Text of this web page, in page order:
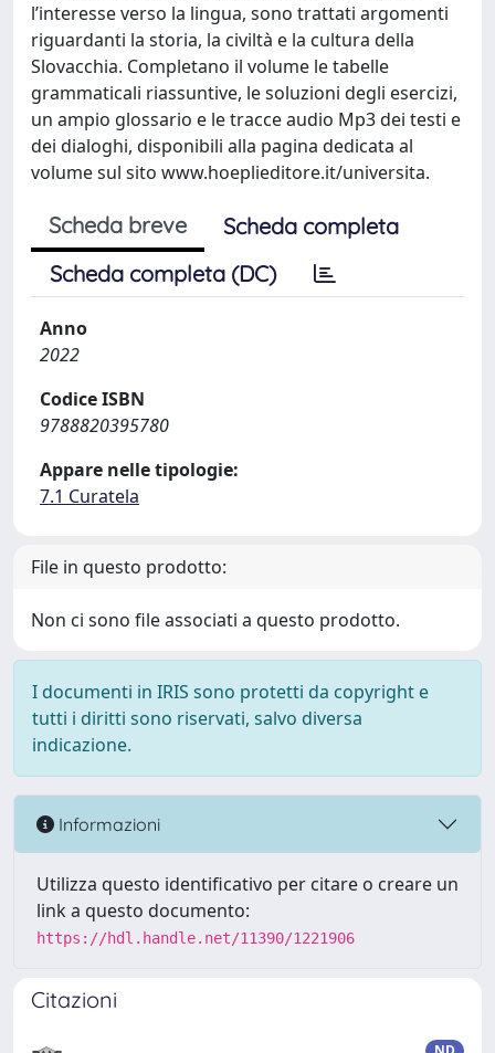
l’interesse verso la lingua, sono trattati argomenti
riguardanti la storia, la civiltà e la cultura della
Slovacchia. Completano il volume le tabelle
grammaticali riassuntive, le soluzioni degli esercizi,
un ampio glossario e le tracce audio Mp3 dei testi e
dei dialoghi, disponibili alla pagina dedicata al
volume sul sito www.hoeplieditore.it/universita.
Scheda breve
Scheda completa
Scheda completa (DC)
Anno
2022
Codice ISBN
9788820395780
Appare nelle tipologie:
7.1 Curatela
File in questo prodotto:
Non ci sono file associati a questo prodotto.
I documenti in IRIS sono protetti da copyright e
tutti i diritti sono riservati, salvo diversa
indicazione.
Informazioni
Utilizza questo identificativo per citare o creare un
link a questo documento:
https://hdl.handle.net/11390/1221906
Citazioni